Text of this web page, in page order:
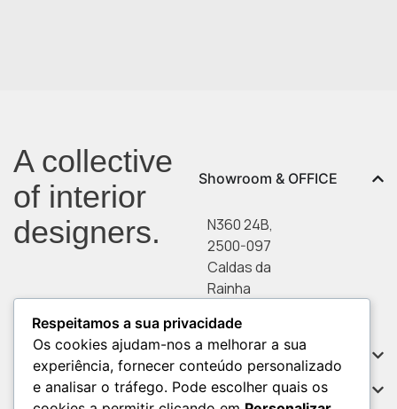
A collective
of interior
designers.
© 2026 URBANNA BY CARMO
E PACHECO.
Showroom & OFFICE
N360 24B,
2500-097
Caldas da
Rainha
Serviços
Informações
Respeitamos a sua privacidade
Os cookies ajudam-nos a melhorar a sua
experiência, fornecer conteúdo personalizado
e analisar o tráfego. Pode escolher quais os